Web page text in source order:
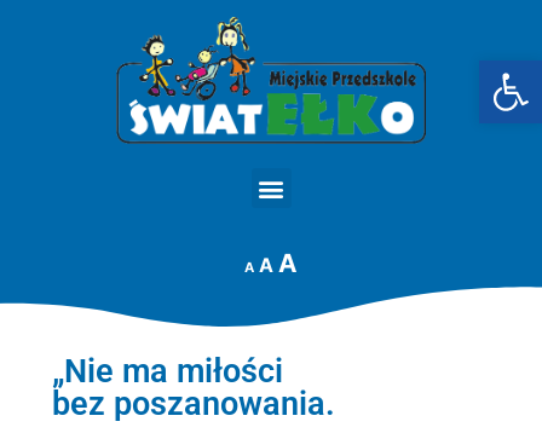
A A A
„Nie ma miłości
bez poszanowania.